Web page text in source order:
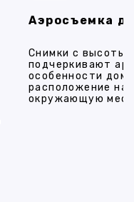
Аэросъемка
Снимки с высоты
подчеркивают
особенности
расположение на
окружающую